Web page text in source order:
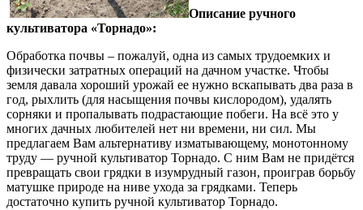
Описание ручного
культиватора «Торнадо»:
Обработка почвы – пожалуй, одна из самых трудоемких и
физически затратных операций на дачном участке. Чтобы
земля давала хороший урожай ее нужно вскапывать два раза в
год, рыхлить (для насыщения почвы кислородом), удалять
сорняки и пропалывать подрастающие побеги. На всё это у
многих дачных любителей нет ни времени, ни сил. Мы
предлагаем Вам альтернативу изматывающему, монотонному
труду — ручной культиватор Торнадо. С ним Вам не придётся
превращать свои грядки в изумрудный газон, проиграв борьбу
матушке природе на ниве ухода за грядками. Теперь
достаточно купить ручной культиватор Торнадо.